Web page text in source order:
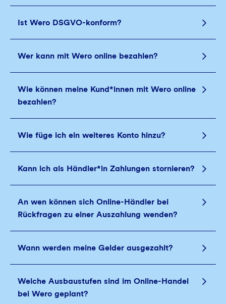
Ist Wero DSGVO-konform?
Wer kann mit Wero online bezahlen?
Wie können meine Kund*innen mit Wero online
bezahlen?
Wie füge ich ein weiteres Konto hinzu?
Kann ich als Händler*in Zahlungen stornieren?
An wen können sich Online-Händler bei
Rückfragen zu einer Auszahlung wenden?
Wann werden meine Gelder ausgezahlt?
Welche Ausbaustufen sind im Online-Handel
bei Wero geplant?